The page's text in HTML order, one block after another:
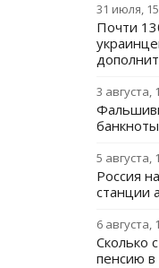
31 июля,
Почти
3 августа,
5 августа,
Россия
станции
6 августа,
Сколько
пенсию в